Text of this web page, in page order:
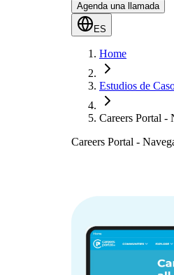
Agenda una llamada
ES
Home
Estudios de
Careers Portal -
Careers Portal -